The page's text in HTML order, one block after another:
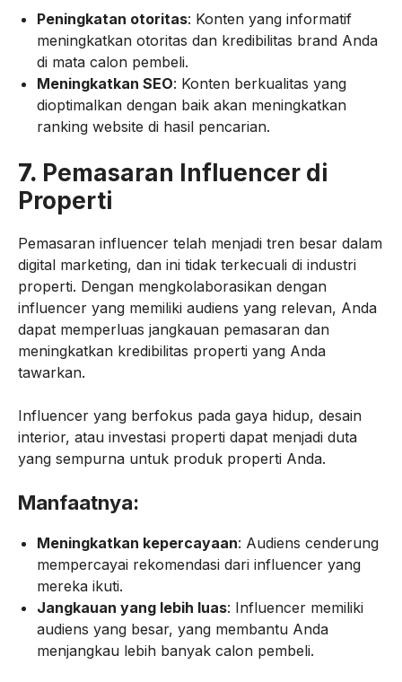
Peningkatan otoritas: Konten yang informatif
meningkatkan otoritas dan kredibilitas brand Anda
di mata calon pembeli.
Meningkatkan SEO: Konten berkualitas yang
dioptimalkan dengan baik akan meningkatkan
ranking website di hasil pencarian.
7. Pemasaran Influencer di
Properti
Pemasaran influencer telah menjadi tren besar dalam
digital marketing, dan ini tidak terkecuali di industri
properti. Dengan mengkolaborasikan dengan
influencer yang memiliki audiens yang relevan, Anda
dapat memperluas jangkauan pemasaran dan
meningkatkan kredibilitas properti yang Anda
tawarkan.
Influencer yang berfokus pada gaya hidup, desain
interior, atau investasi properti dapat menjadi duta
yang sempurna untuk produk properti Anda.
Manfaatnya:
Meningkatkan kepercayaan: Audiens cenderung
mempercayai rekomendasi dari influencer yang
mereka ikuti.
Jangkauan yang lebih luas: Influencer memiliki
audiens yang besar, yang membantu Anda
menjangkau lebih banyak calon pembeli.